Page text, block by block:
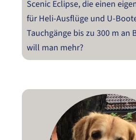
Scenic Eclipse, die einen
für Heli-Ausflüge und U-
Tauchgänge bis zu 300 m an
will man mehr?